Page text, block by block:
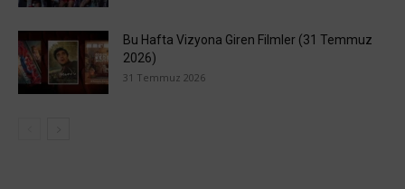
Bu Hafta Vizyona Giren Filmler (31 Temmuz
2026)
31 Temmuz 2026